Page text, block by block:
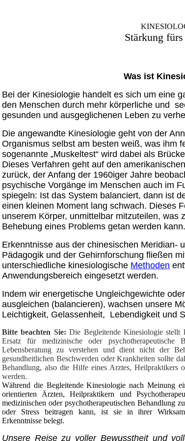
Stärkung
Was ist
Bei der Kinesiologie handelt es sich um eine
den Menschen durch mehr körperliche und
gesunden und ausgeglichenen Leben zu
Die angewandte Kinesiologie geht von der
Organismus selbst am besten weiß, was ihm
sogenannte „Muskeltest“ wird dabei als
Dieses Verfahren geht auf den
zurück, der Anfang der 1960iger Jahre
psychische Vorgänge im Menschen auch im
spiegeln: Ist das System balanciert, dann ist
einen kleinen Moment lang schwach. Dieses
unserem Körper, unmittelbar mitzuteilen, was
Behebung eines Problems getan werden
Erkenntnisse aus der chinesischen Meridian-
Pädagogik und der Gehirnforschung fließen
unterschiedliche kinesiologische Methoden
Anwendungsbereich eingesetzt werden.
Indem wir energetische Ungleichgewichte
ausgleichen (balancieren), wachsen unsere
Leichtigkeit, Gelassenheit, Lebendigkeit und
Bitte beachten Sie:Die Begleitende Kinesiologie stellt
Ersatz für medizinische oder psychotherapeutische
Lebensberatung zu verstehen und dient nicht der
gesundheitlichen Beschwerden oder Krankheiten sollte
Behandlung, also die Hilfe eines Arztes, Heilpraktikers
werden.
Während die Begleitende Kinesiologie nach Meinung
orientierten Ärzten, Heilpraktikern und
medizinischen oder psychotherapeutischen Behandlung
oder Stress beitragen kann, ist sie in ihrer
Erkenntnisse belegt.
Unsere Reise zu voller Bewusstheit und